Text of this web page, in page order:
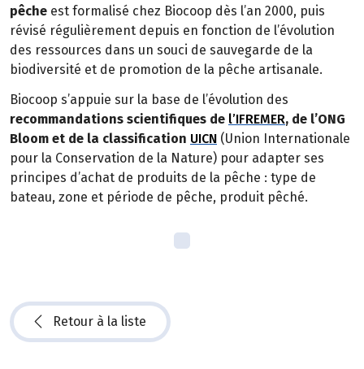
pêche est formalisé chez Biocoop dès l’an 2000, puis
révisé régulièrement depuis en fonction de l’évolution
des ressources dans un souci de sauvegarde de la
biodiversité et de promotion de la pêche artisanale.
Biocoop s’appuie sur la base de l’évolution des
recommandations scientifiques de l’IFREMER, de l’ONG
Bloom et de la classification UICN (Union Internationale
pour la Conservation de la Nature) pour adapter ses
principes d’achat de produits de la pêche : type de
bateau, zone et période de pêche, produit pêché.
Retour à la liste